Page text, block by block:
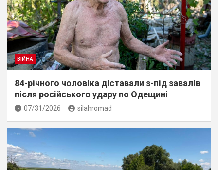
ВІЙНА
84-річного чоловіка діставали з-під завалів
пiсля росiйського удару по Одещині
07/31/2026 silahromad